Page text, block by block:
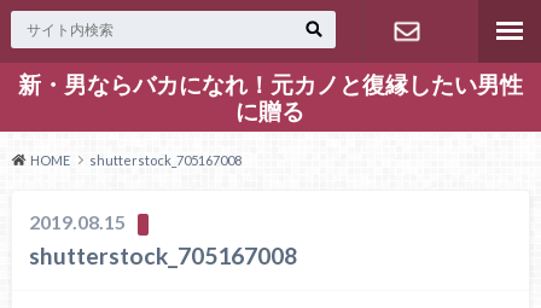
新・男ならバカになれ！元カノと復縁したい男性
に贈る
お問い合わ
HOME shutterstock_705167008
2019.08.15
shutterstock_705167008